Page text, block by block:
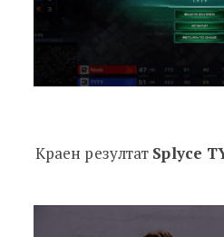
Краен резултат Splyce